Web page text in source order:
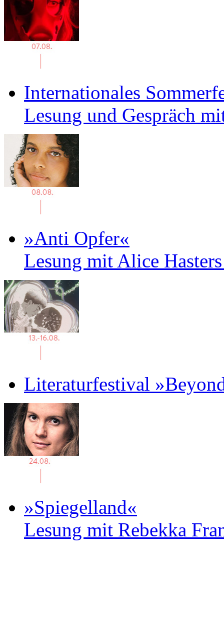
Internationales
Lesung und Gespräch
»Anti Opfer«
Lesung mit Alice
Literaturfestival
»Spiegelland«
Lesung mit Rebekka